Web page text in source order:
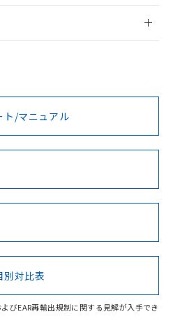
ン/会員登録
いただく前に、以下を必ずお読
例
例
Cd Cr(VI)
ト/マニュアル
別対比表
びEAR再輸出規制に関する見解が入手でき